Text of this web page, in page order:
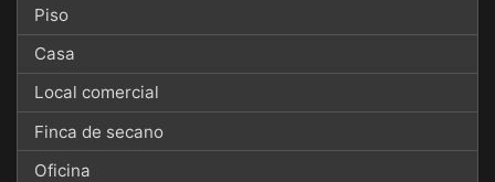
Piso
Casa
Local comercial
Finca de secano
Oficina